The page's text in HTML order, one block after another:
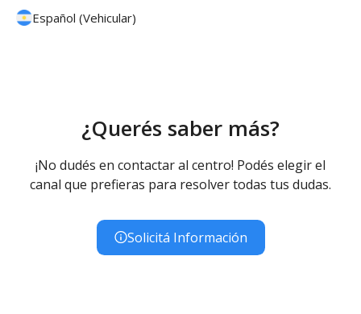
Español (Vehicular)
¿Querés saber más?
¡No dudés en contactar al centro! Podés elegir el
canal que prefieras para resolver todas tus dudas.
Solicitá Información